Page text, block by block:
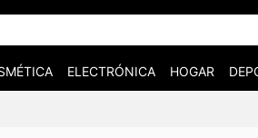
ELECTRÓNICA HOGAR